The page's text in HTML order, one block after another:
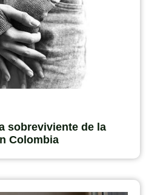
sobreviviente de la
Colombia